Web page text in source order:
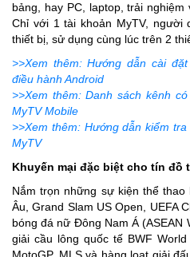
bảng, hay PC, laptop, trải
Chỉ với 1 tài khoản MyTV, người
thiết bị, sử dụng cùng lúc trên 2
>>Xem thêm: Hướng dẫn cài
điều hành Android
>>Xem thêm: Danh sách kênh
MyTV Mobile
>>Xem thêm: Hướng dẫn kiểm
MyTV
Khuyến mại đặc biệt cho tín đồ
Nắm trọn những sự kiện thể
Âu, Grand Slam US Open, UEFA
bóng đá nữ Đông Nam Á (ASEAN
giải cầu lông quốc tế BWF